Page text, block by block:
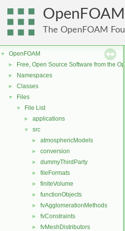
OpenFOAM
The OpenFOAM
▼ OpenFOAM
► Free, Open Source Software from the
► Namespaces
► Classes
▼ Files
▼ File List
► applications
▼ src
► atmosphericModels
► conversion
► dummyThirdParty
► fileFormats
► finiteVolume
► functionObjects
► fvAgglomerationMethods
► fvConstraints
► fvMeshDistributors